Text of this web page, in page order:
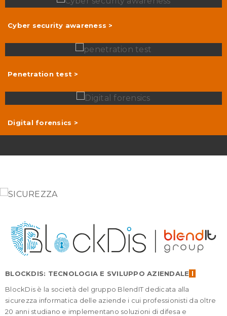
Cyber security awareness >
Penetration test >
Digital forensics >
BLOCKDIS: TECNOLOGIA E SVILUPPO AZIENDALE l
BlockDis è la società del gruppo BlendIT dedicata alla
sicurezza informatica delle aziende i cui professionisti da oltre
20 anni studiano e implementano soluzioni di difesa e